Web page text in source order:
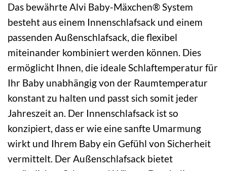
Das bewährte Alvi Baby-Mäxchen® System
besteht aus einem Innenschlafsack und einem
passenden Außenschlafsack, die flexibel
miteinander kombiniert werden können. Dies
ermöglicht Ihnen, die ideale Schlaftemperatur für
Ihr Baby unabhängig von der Raumtemperatur
konstant zu halten und passt sich somit jeder
Jahreszeit an. Der Innenschlafsack ist so
konzipiert, dass er wie eine sanfte Umarmung
wirkt und Ihrem Baby ein Gefühl von Sicherheit
vermittelt. Der Außenschlafsack bietet